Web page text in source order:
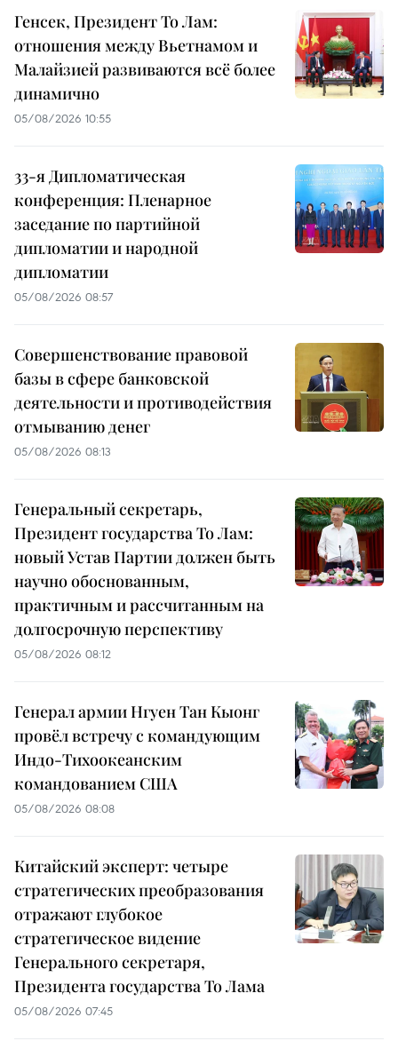
Генсек, Президент То Лам:
отношения между Вьетнамом и
Малайзией развиваются всё более
динамично
05/08/2026 10:55
33-я Дипломатическая
конференция: Пленарное
заседание по партийной
дипломатии и народной
дипломатии
05/08/2026 08:57
Совершенствование правовой
базы в сфере банковской
деятельности и противодействия
отмыванию денег
05/08/2026 08:13
Генеральный секретарь,
Президент государства То Лам:
новый Устав Партии должен быть
научно обоснованным,
практичным и рассчитанным на
долгосрочную перспективу
05/08/2026 08:12
Генерал армии Нгуен Тан Кыонг
провёл встречу с командующим
Индо-Тихоокеанским
командованием США
05/08/2026 08:08
Китайский эксперт: четыре
стратегических преобразования
отражают глубокое
стратегическое видение
Генерального секретаря,
Президента государства То Лама
05/08/2026 07:45